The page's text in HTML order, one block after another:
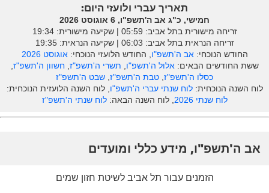
תאריך עברי ולועזי היום:
חמישי, כ"ג אב ה'תשפ"ו, 6 אוגוסט 2026
זריחה מישורית בתל אביב: ‎05:59 | שקיעה מישורית: 19:34
זריחה הנראית בתל אביב: ‎06:03 | שקיעה הנראית: 19:35
החודש הנוכחי:אב ה'תשפ"ו, החודש הלועזי הנוכחי:אוגוסט 2026
ששת החודשים הבאים:אלול ה'תשפ"ו, תשרי ה'תשפ"ז, חשוון ה'תשפ"ז,
כסלו ה'תשפ"ז, טבת ה'תשפ"ז, שבט ה'תשפ"ז
לוח השנה הנוכחית:לוח שנתי עברי ה'תשפ"ו, לוח השנה הלועזית הנוכחית:
לוח שנתי 2026
, לוח השנה הבאה:לוח שנתי ה'תשפ"ז
אב ה'תשפ"ו, מידע כללי ומועדים
הזמנים עבור תל אביב לשיטת חזון שמים